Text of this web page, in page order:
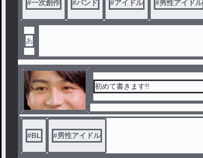
#一次創作 #バンド #アイドル #男性アイドル
あ
初めて書きます!!
#BL #男性アイドル